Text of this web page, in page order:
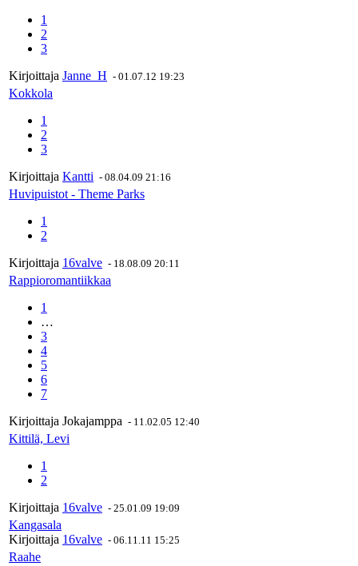
1
2
3
Kirjoittaja Janne_H - 01.07.12 19:23
Kokkola
1
2
3
Kirjoittaja Kantti - 08.04.09 21:16
Huvipuistot - Theme Parks
1
2
Kirjoittaja 16valve - 18.08.09 20:11
Rappioromantiikkaa
1
…
3
4
5
6
7
Kirjoittaja Jokajamppa - 11.02.05 12:40
Kittilä, Levi
1
2
Kirjoittaja 16valve - 25.01.09 19:09
Kangasala
Kirjoittaja 16valve - 06.11.11 15:25
Raahe